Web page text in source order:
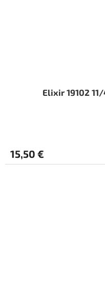
Elixir 19102
15,50 €